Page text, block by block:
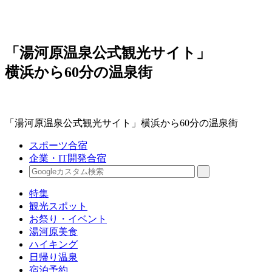
「湯河原温泉公式観光サイト」
横浜から60分の温泉街
「湯河原温泉公式観光サイト」横浜から60分の温泉街
スポーツ合宿
企業・IT開発合宿
特集
観光スポット
お祭り・イベント
湯河原美食
ハイキング
日帰り温泉
宿泊予約